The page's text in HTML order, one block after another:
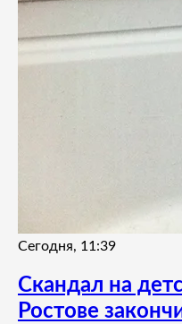
Сегодня, 11:39
Скандал на
Ростове